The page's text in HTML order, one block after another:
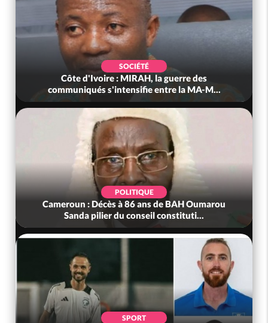
SOCIÉTÉ
Côte d'Ivoire : MIRAH, la guerre des
communiqués s'intensifie entre la MA-M...
POLITIQUE
Cameroun : Décès à 86 ans de BAH Oumarou
Sanda pilier du conseil constituti...
SPORT